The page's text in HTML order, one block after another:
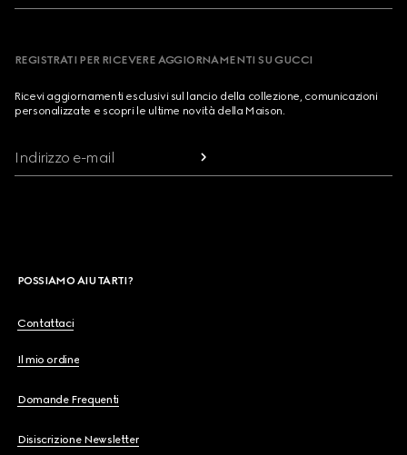
REGISTRATI PER RICEVERE AGGIORNAMENTI SU GUCCI
Ricevi aggiornamenti esclusivi sul lancio della collezione, comunicazioni
personalizzate e scopri le ultime novità della Maison.
Indirizzo e-mail
POSSIAMO AIUTARTI?
Contattaci
Il mio ordine
Domande Frequenti
Disiscrizione Newsletter